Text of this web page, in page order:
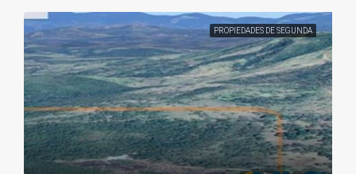
PROPIEDADES DE SEGUNDA